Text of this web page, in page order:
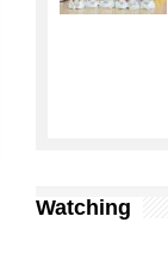
Watching